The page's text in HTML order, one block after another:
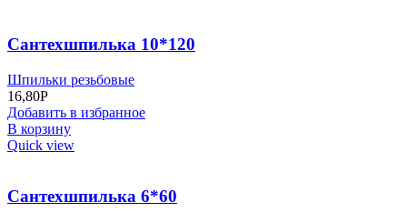
Сантехшпилька 10*120
Шпильки резьбовые
16,80Р
Добавить в избранное
В корзину
Quick view
Сантехшпилька 6*60